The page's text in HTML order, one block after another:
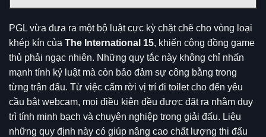
PGL vừa đưa ra một bộ luật cực kỳ chặt chẽ cho vòng loại
khép kín của The International 15, khiến cộng đồng game
thủ phải ngạc nhiên. Những quy tắc này không chỉ nhấn
mạnh tính kỷ luật mà còn bảo đảm sự công bằng trong
từng trận đấu. Từ việc cấm rời vị trí đi toilet cho đến yêu
cầu bật webcam, mọi điều kiện đều được đặt ra nhằm duy
trì tính minh bạch và chuyên nghiệp trong giải đấu. Liệu
những quy định này có giúp nâng cao chất lượng thi đấu